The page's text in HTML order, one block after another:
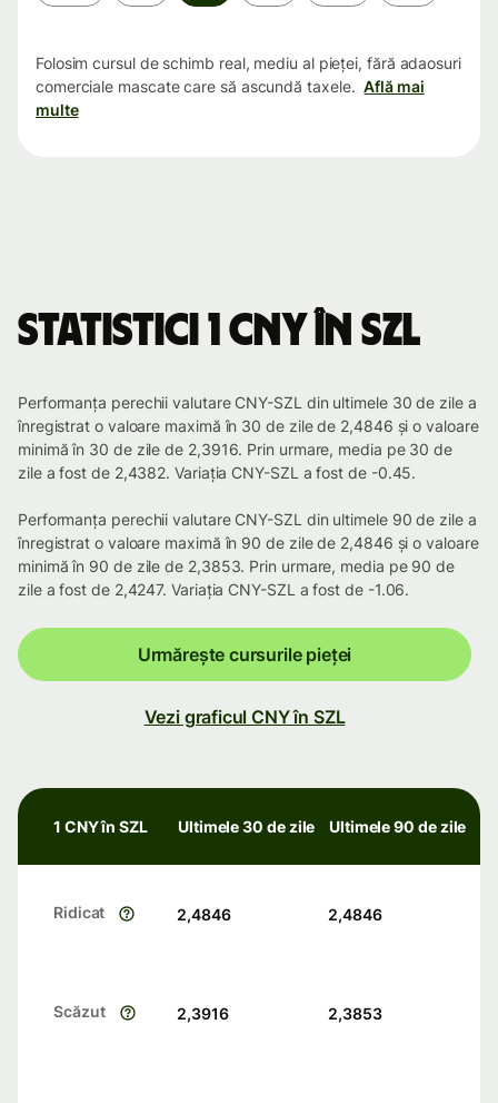
Folosim cursul de schimb real, mediu al pieței, fără adaosuri
comerciale mascate care să ascundă taxele. Află mai
multe
Statistici 1 CNY în SZL
Performanța perechii valutare CNY-SZL din ultimele 30 de zile a
înregistrat o valoare maximă în 30 de zile de 2,4846 și o valoare
minimă în 30 de zile de 2,3916. Prin urmare, media pe 30 de
zile a fost de 2,4382. Variația CNY-SZL a fost de -0.45.
Performanța perechii valutare CNY-SZL din ultimele 90 de zile a
înregistrat o valoare maximă în 90 de zile de 2,4846 și o valoare
minimă în 90 de zile de 2,3853. Prin urmare, media pe 90 de
zile a fost de 2,4247. Variația CNY-SZL a fost de -1.06.
Urmărește cursurile pieței
Vezi graficul CNY în SZL
1 CNY în SZL Ultimele 30 de zile Ultimele 90 de zile
Ridicat 2,4846 2,4846
Scăzut 2,3916 2,3853